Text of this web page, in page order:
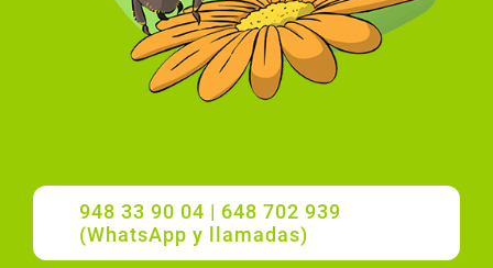
948 33 90 04 | 648 702 939
(WhatsApp y llamadas)